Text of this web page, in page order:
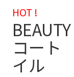
HOT !
コート
イル